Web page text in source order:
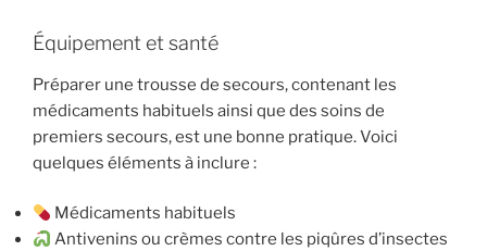
Équipement et santé
Préparer une trousse de secours, contenant les
médicaments habituels ainsi que des soins de
premiers secours, est une bonne pratique. Voici
quelques éléments à inclure :
Médicaments habituels
Antivenins ou crèmes contre les piqûres d’insectes